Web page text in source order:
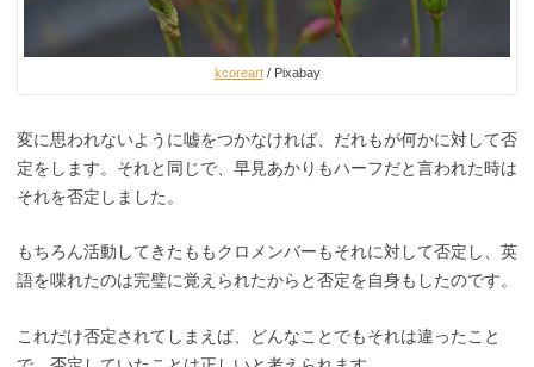
kcoreart/ Pixabay
変に思われないように嘘をつかなければ、だれもが何かに対して否
定をします。それと同じで、早見あかりもハーフだと言われた時は
それを否定しました。
もちろん活動してきたももクロメンバーもそれに対して否定し、英
語を喋れたのは完璧に覚えられたからと否定を自身もしたのです。
これだけ否定されてしまえば、どんなことでもそれは違ったこと